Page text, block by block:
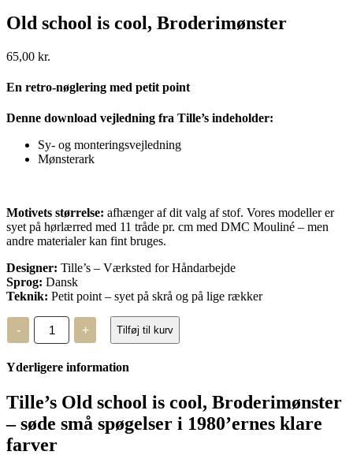
Old school is cool, Broderimønster
65,00 kr.
En retro-nøglering med petit point
Denne download vejledning fra Tille’s indeholder:
Sy- og monteringsvejledning
Mønsterark
Motivets størrelse: afhænger af dit valg af stof. Vores modeller er
syet på hørlærred med 11 tråde pr. cm med DMC Mouliné – men
andre materialer kan fint bruges.
Designer: Tille’s – Værksted for Håndarbejde
Sprog: Dansk
Teknik: Petit point – syet på skrå og på lige rækker
-
Old
school
is
cool,
Broderimønster
+ Tilføj til kurv
Yderligere information
Tille’s Old school is cool, Broderimønster
– søde små spøgelser i 1980’ernes klare
farver